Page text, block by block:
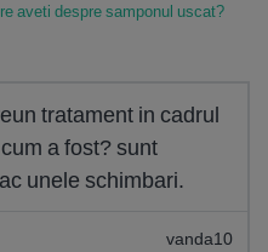
aveti despre samponul uscat?
tratament in cadrul
a fost? sunt
unele schimbari.
vanda10